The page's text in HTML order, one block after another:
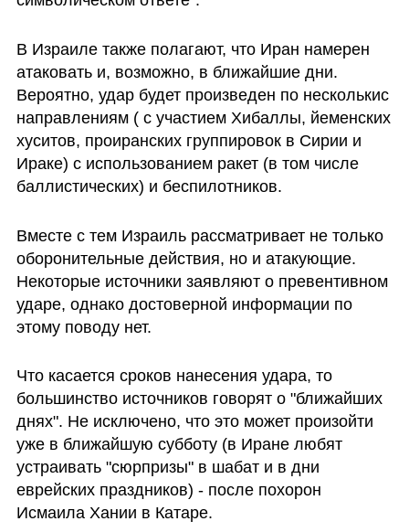
В Израиле также полагают, что Иран намерен
атаковать и, возможно, в ближайшие дни.
Вероятно, удар будет произведен по несколькис
направлениям ( с участием Хибаллы, йеменских
хуситов, проиранских группировок в Сирии и
Ираке) с использованием ракет (в том числе
баллистических) и беспилотников.
Вместе с тем Израиль рассматривает не только
оборонительные действия, но и атакующие.
Некоторые источники заявляют о превентивном
ударе, однако достоверной информации по
этому поводу нет.
Что касается сроков нанесения удара, то
большинство источников говорят о "ближайших
днях". Не исключено, что это может произойти
уже в ближайшую субботу (в Иране любят
устраивать "сюрпризы" в шабат и в дни
еврейских праздников) - после похорон
Исмаила Хании в Катаре.